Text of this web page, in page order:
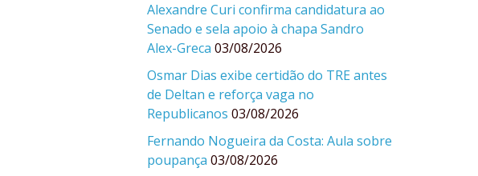
Alexandre Curi confirma candidatura ao
Senado e sela apoio à chapa Sandro
Alex-Greca 03/08/2026
Osmar Dias exibe certidão do TRE antes
de Deltan e reforça vaga no
Republicanos 03/08/2026
Fernando Nogueira da Costa: Aula sobre
poupança 03/08/2026